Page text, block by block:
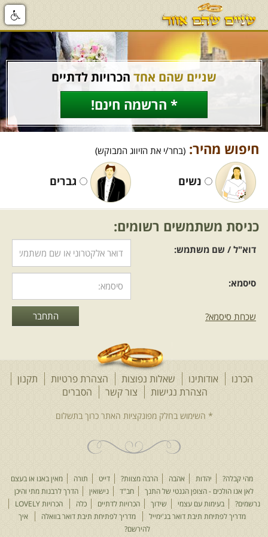
שניים שהם אחד הכרויות לדתיים
* הרשמה חינם!
חיפוש מהיר: (בחר/י את הזיווג המבוקש)
נשים גברים
כניסת משתמשים רשומים:
דוא"ל / שם משתמש:
סיסמא:
שכחת סיסמא?
הכרנו אודותינו שאלות נפוצות הצהרת פרטיות
תקנון
הצהרת נגישות
צור קשר הסברים
מהי קבלה? יהדות אהבה הרבה מצוות? דייט תורה
מאין באנו או בעצם
לאן אנו הולכים - הצופן הגנטי של התנך
חב"ד נישואין
הדרך לרבנות מתי והיכן
נרשמים?
בעימות עם עצמי שידוך הכרויות לדתיים כלה
הכרויות LOVELY
מדריך לפתיחת תיבת דואר בג'ימייל
מדריך לפתיחת תיבת דואר בוואלה
איך
להירשם?